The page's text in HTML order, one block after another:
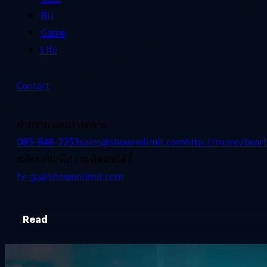
Biz
Game
Life
Contact
ฝ่ายขาย และการตลาด
085-848-2253sales@shownolimit.comhttp://m.me/
สมัครงาน/ฝึกงาน ติดต่อได้ที่
hr-ga@shownolimit.com
Read